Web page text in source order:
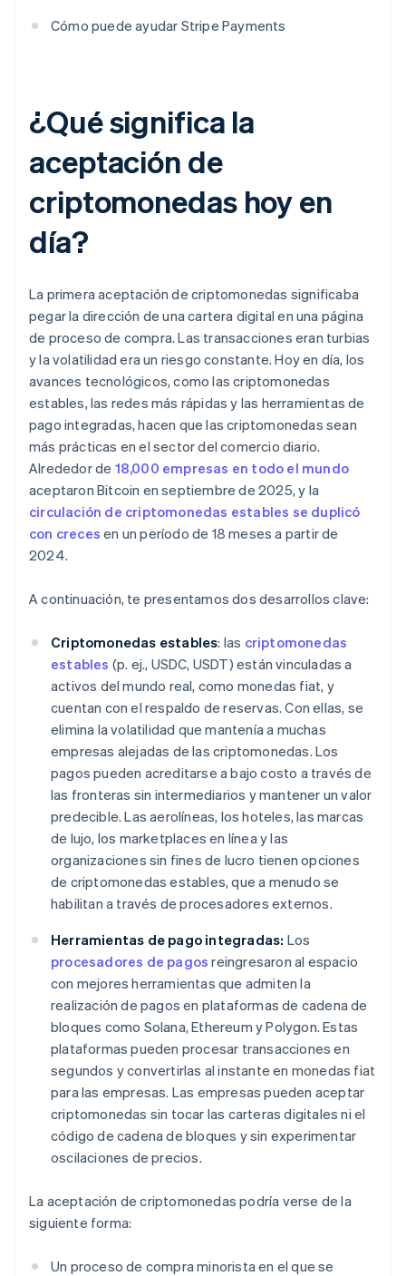
Cómo puede ayudar Stripe Payments
¿Qué significa la
aceptación de
criptomonedas hoy en
día?
La primera aceptación de criptomonedas significaba
pegar la dirección de una cartera digital en una página
de proceso de compra. Las transacciones eran turbias
y la volatilidad era un riesgo constante. Hoy en día, los
avances tecnológicos, como las criptomonedas
estables, las redes más rápidas y las herramientas de
pago integradas, hacen que las criptomonedas sean
más prácticas en el sector del comercio diario.
Alrededor de 18,000 empresas en todo el mundo
aceptaron Bitcoin en septiembre de 2025, y la
circulación de criptomonedas estables se duplicó
con creces en un período de 18 meses a partir de
2024.
A continuación, te presentamos dos desarrollos clave:
Criptomonedas estables: las criptomonedas
estables (p. ej., USDC, USDT) están vinculadas a
activos del mundo real, como monedas fiat, y
cuentan con el respaldo de reservas. Con ellas, se
elimina la volatilidad que mantenía a muchas
empresas alejadas de las criptomonedas. Los
pagos pueden acreditarse a bajo costo a través de
las fronteras sin intermediarios y mantener un valor
predecible. Las aerolíneas, los hoteles, las marcas
de lujo, los marketplaces en línea y las
organizaciones sin fines de lucro tienen opciones
de criptomonedas estables, que a menudo se
habilitan a través de procesadores externos.
Herramientas de pago integradas: Los
procesadores de pagos reingresaron al espacio
con mejores herramientas que admiten la
realización de pagos en plataformas de cadena de
bloques como Solana, Ethereum y Polygon. Estas
plataformas pueden procesar transacciones en
segundos y convertirlas al instante en monedas fiat
para las empresas. Las empresas pueden aceptar
criptomonedas sin tocar las carteras digitales ni el
código de cadena de bloques y sin experimentar
oscilaciones de precios.
La aceptación de criptomonedas podría verse de la
siguiente forma:
Un proceso de compra minorista en el que se